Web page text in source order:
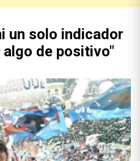
un solo indicador
algo de positivo"